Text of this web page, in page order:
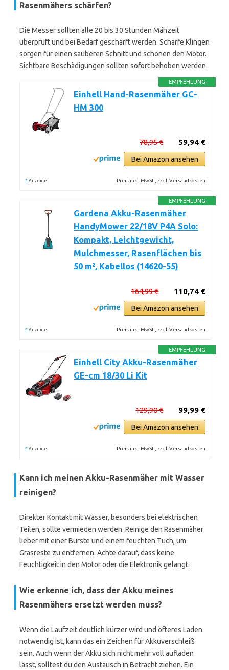
Rasenmähers schärfen?
Die Messer sollten alle 20 bis 30 Stunden Mähzeit
überprüft und bei Bedarf geschärft werden. Scharfe Klingen
sorgen für einen sauberen Schnitt und schonen den Motor.
Sichtbare Beschädigungen sollten sofort behoben werden.
EMPFEHLUNG
Einhell Hand-Rasenmäher GC-
HM 300
59,94 €
78,95 €
Bei Amazon ansehen
* Anzeige Preis inkl. MwSt., zzgl. Versandkosten
EMPFEHLUNG
Gardena Akku-Rasenmäher
HandyMower 22/18V P4A Solo:
Kompakt, Leichtgewicht,
Mulchmesser, Rasenflächen bis
50 m², Kabellos (14620-55)
110,74 €
164,99 €
Bei Amazon ansehen
* Anzeige Preis inkl. MwSt., zzgl. Versandkosten
EMPFEHLUNG
Einhell City Akku-Rasenmäher
GE-cm 18/30 Li Kit
99,99 €
129,90 €
Bei Amazon ansehen
* Anzeige Preis inkl. MwSt., zzgl. Versandkosten
Kann ich meinen Akku-Rasenmäher mit Wasser
reinigen?
Direkter Kontakt mit Wasser, besonders bei elektrischen
Teilen, sollte vermieden werden. Reinige den Rasenmäher
lieber mit einer Bürste und einem feuchten Tuch, um
Grasreste zu entfernen. Achte darauf, dass keine
Feuchtigkeit in den Motor oder die Elektronik gelangt.
Wie erkenne ich, dass der Akku meines
Rasenmähers ersetzt werden muss?
Wenn die Laufzeit deutlich kürzer wird und öfteres Laden
notwendig ist, kann das ein Zeichen für Akkuverschleiß
sein. Auch wenn der Akku sich nicht mehr voll aufladen
lässt, solltest du den Austausch in Betracht ziehen. Ein